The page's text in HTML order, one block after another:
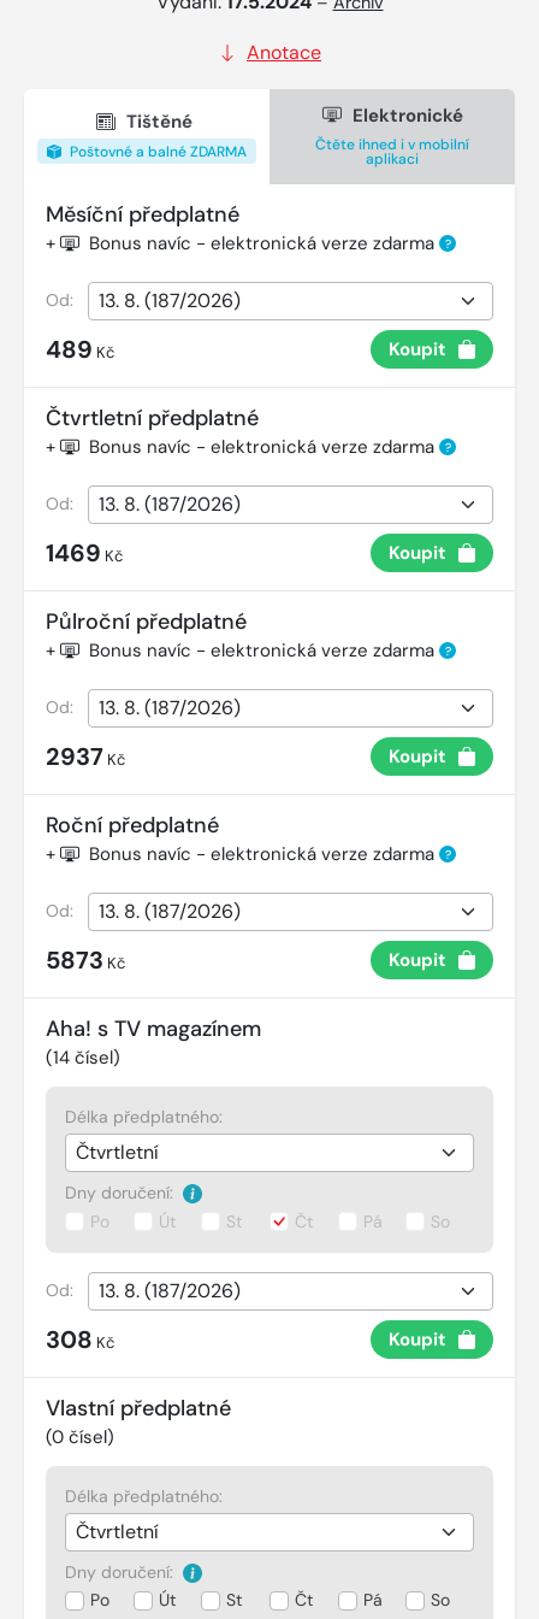
Anotace
Tištěné
Poštovné a balné ZDARMA
Elektronické
Čtěte ihned i v mobilní
aplikaci
Měsíční předplatné
+ Bonus navíc - elektronická verze zdarma ?
Od:
489 Kč Koupit
Čtvrtletní předplatné
+ Bonus navíc - elektronická verze zdarma ?
Od:
1469 Kč Koupit
Půlroční předplatné
+ Bonus navíc - elektronická verze zdarma ?
Od:
2937 Kč Koupit
Roční předplatné
+ Bonus navíc - elektronická verze zdarma ?
Od:
5873 Kč Koupit
Aha! s TV magazínem
(14 čísel)
Délka předplatného:
Dny doručení:
Po
Út St Čt Pá So
Od:
308 Kč Koupit
Vlastní předplatné
(0 čísel)
Délka předplatného:
Dny doručení:
Po
Út St Čt Pá So